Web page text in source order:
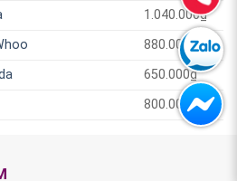
1.040.000₫
880.000₫
650.000₫
800.000₫